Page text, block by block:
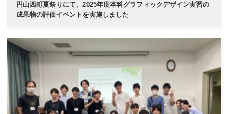
円山西町夏祭りにて、2025年度本科グラフィックデザイン実習の
成果物の評価イベントを実施しました